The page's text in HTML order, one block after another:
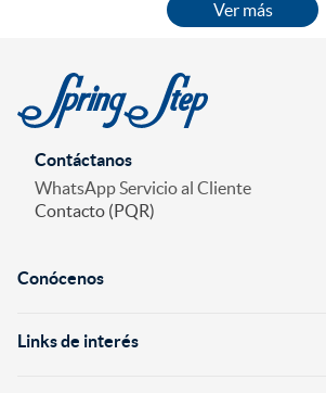
Contáctanos
WhatsApp Servicio al Cliente
Contacto (PQR)
Conócenos
Links de interés